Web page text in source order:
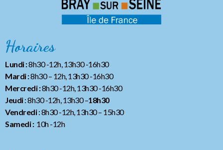
Horaires
Lundi :8h30 -12h, 13h30 -16h30
Mardi :8h30 – 12h, 13h30 -16h30
Mercredi :8h30 -12h, 13h30 -16h30
Jeudi: 8h30 -12h, 13h30 –18h30
Vendredi: 8h30 -12h, 13h30– 15h30
Samedi :10h -12h